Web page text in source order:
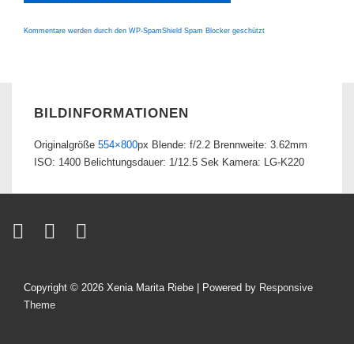
Kommentare werden durch den WP-SpamShield Spam Blocker geschützt
BILDINFORMATIONEN
Originalgröße 554×800px Blende: f/2.2 Brennweite: 3.62mm
ISO: 1400 Belichtungsdauer: 1/12.5 Sek Kamera: LG-K220
Copyright © 2026 Xenia Marita Riebe | Powered by Responsive
Theme